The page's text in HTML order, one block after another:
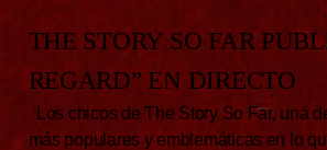
THE STORY SO FAR
REGARD” EN DIRECTO
Los chicos de The Story So Far, una
más populares y emblemáticas en lo